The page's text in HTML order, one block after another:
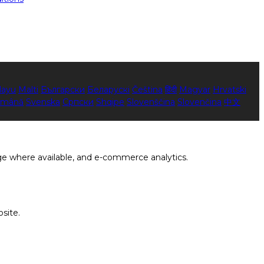
Malti Български Беларускі Čeština हिंदी Magyar Hrvatski
Svenska Српски Shqipe Slovenščina Slovenčina 中文
where available, and e-commerce analytics.